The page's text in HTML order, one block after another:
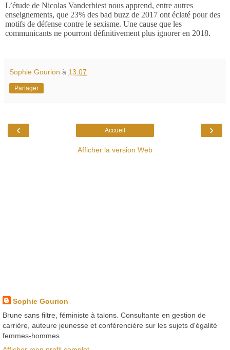
L’étude de Nicolas Vanderbiest nous apprend, entre autres
enseignements, que 23% des bad buzz de 2017 ont éclaté pour des
motifs de défense contre le sexisme. Une cause que les
communicants ne pourront définitivement plus ignorer en 2018.
Sophie Gourion à 13:07
Partager
‹ ›
Accueil
Afficher la version Web
Sophie Gourion
Brune sans filtre, féministe à talons. Consultante en gestion de
carrière, auteure jeunesse et conférencière sur les sujets d'égalité
femmes-hommes